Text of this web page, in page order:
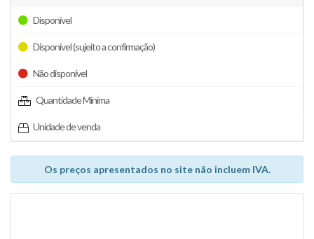
Disponível
Disponível (sujeito a confirmação)
Não disponível
Quantidade Mínima
Unidade de venda
Os preços apresentados no site não incluem IVA.